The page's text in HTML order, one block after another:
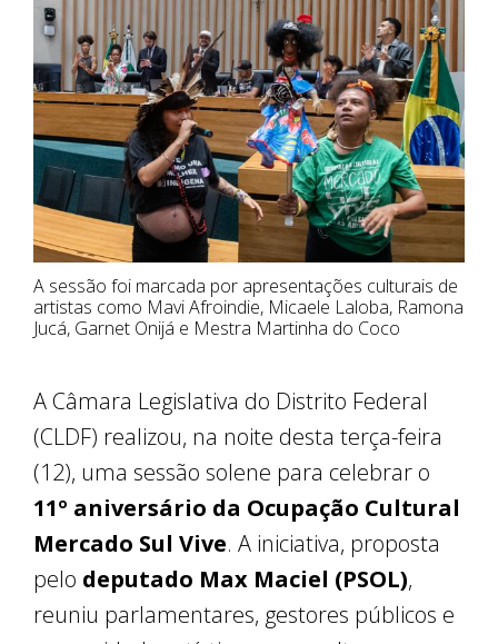
A sessão foi marcada por apresentações culturais de
artistas como Mavi Afroindie, Micaele Laloba, Ramona
Jucá, Garnet Onijá e Mestra Martinha do Coco
A Câmara Legislativa do Distrito Federal
(CLDF) realizou, na noite desta terça-feira
(12), uma sessão solene para celebrar o
11º aniversário da Ocupação Cultural
Mercado Sul Vive. A iniciativa, proposta
pelo deputado Max Maciel (PSOL),
reuniu parlamentares, gestores públicos e